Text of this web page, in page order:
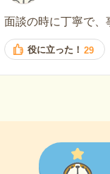
面談の時に丁寧で、
役に立った！ 29